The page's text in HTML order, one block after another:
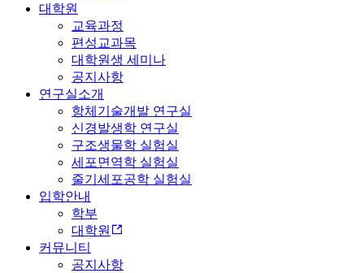
대학원
교육과정
편성교과목
대학원생 세미나
공지사항
연구실소개
항체기술개발 연구실
신경발생학 연구실
구조생물학 실험실
세포면역학 실험실
줄기세포공학 실험실
입학안내
학부
대학원
커뮤니티
공지사항